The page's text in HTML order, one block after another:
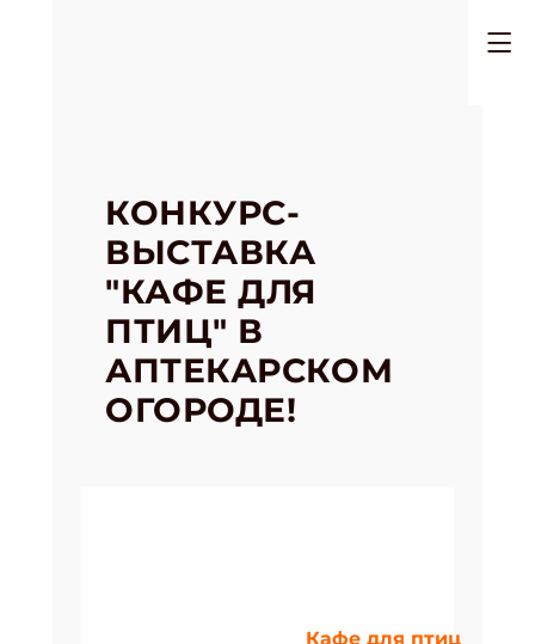
КОНКУРС-
ВЫСТАВКА
"КАФЕ ДЛЯ
ПТИЦ" В
АПТЕКАРСКОМ
ОГОРОДЕ!
Кафе для птиц